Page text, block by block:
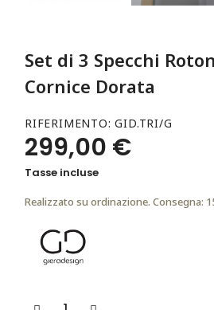
Set di 3 Specchi
Cornice Dorata
RIFERIMENTO GID.TRI/G
299,00 €
Tasse incluse
Realizzato su ordinazione. Consegna: